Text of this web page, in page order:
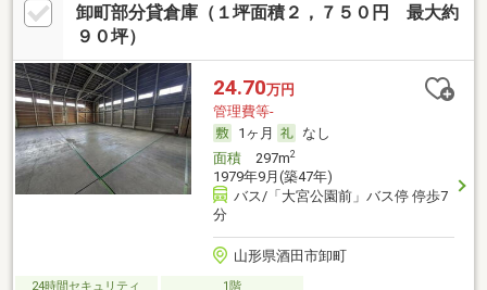
卸町部分貸倉庫（１坪面積２，７５０円 最大約
９０坪）
24.70万円
管理費等-
1ヶ月
なし
面積297m2
1979年9月(築47年)
バス/「大宮公園前」バス停 停歩7
分
山形県酒田市卸町
24時間セキュリティ 1階